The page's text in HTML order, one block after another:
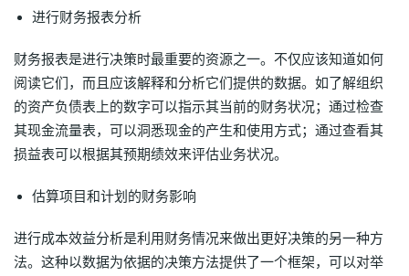
进行财务报表分析
财务报表是进行决策时最重要的资源之一。不仅应该知道如何
阅读它们，而且应该解释和分析它们提供的数据。如了解组织
的资产负债表上的数字可以指示其当前的财务状况；通过检查
其现金流量表，可以洞悉现金的产生和使用方式；通过查看其
损益表可以根据其预期绩效来评估业务状况。
估算项目和计划的财务影响
进行成本效益分析是利用财务情况来做出更好决策的另一种方
法。这种以数据为依据的决策方法提供了一个框架，可以对举